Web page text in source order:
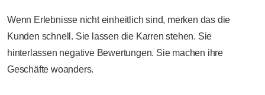
Wenn Erlebnisse nicht einheitlich sind, merken das die
Kunden schnell. Sie lassen die Karren stehen. Sie
hinterlassen negative Bewertungen. Sie machen ihre
Geschäfte woanders.